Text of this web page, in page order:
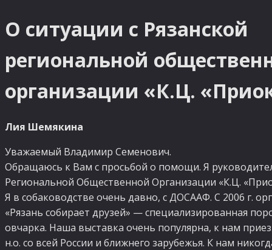
О ситуации с Рязанской
региональной
организации «К.Ц.
Лия Шемякина
Уважаемый Владимир Семенович.
Обращаюсь к Вам с просьбой о помощи. Я
Региональной Общественной Организации «К.Ц.
Я в собаководстве очень давно, с ДОСААФ. С 2006 г.
«Рязань собирает друзей» — специализированная
овчарка. Наша выставка очень популярна, к нам
н.о. со всей России и ближнего зарубежья. К нам